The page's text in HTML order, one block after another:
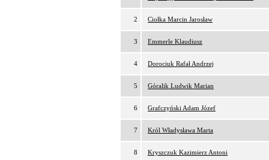
2 Ciołka Marcin Jarosław
3 Emmerle Klaudiusz
4 Dorociuk Rafał Andrzej
5 Góralik Ludwik Marian
6 Grafczyński Adam Józef
7 Król Władysława Marta
8 Kryszczuk Kazimierz Antoni